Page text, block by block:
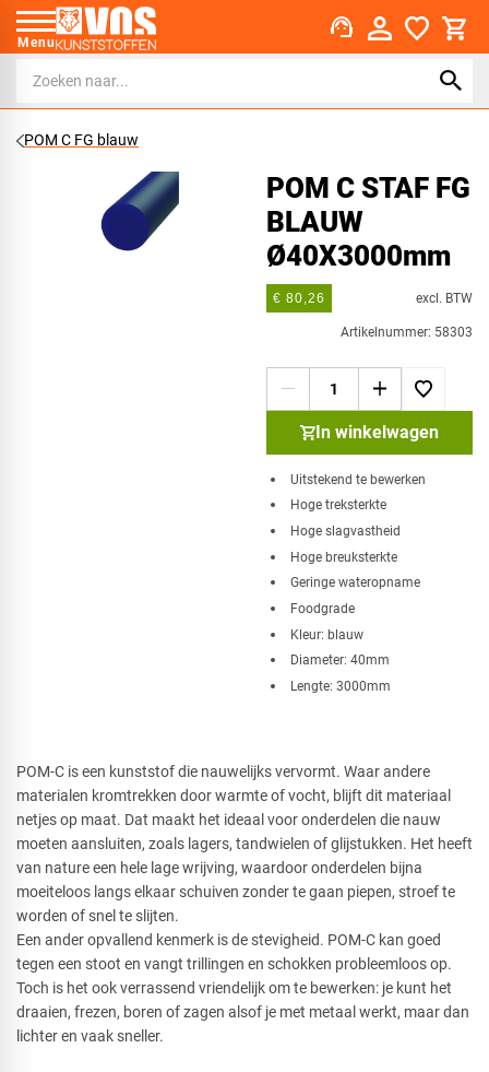
Menu support_agent
POM C FG blauw
POM C STAF FG
BLAUW
Ø40X3000mm
€ 80,26 excl. BTW
Artikelnummer: 58303
In winkelwagen
Uitstekend te bewerken
Hoge treksterkte
Hoge slagvastheid
Hoge breuksterkte
Geringe wateropname
Foodgrade
Kleur: blauw
Diameter: 40mm
Lengte: 3000mm
POM-C is een kunststof die nauwelijks vervormt. Waar andere
materialen kromtrekken door warmte of vocht, blijft dit materiaal
netjes op maat. Dat maakt het ideaal voor onderdelen die nauw
moeten aansluiten, zoals lagers, tandwielen of glijstukken. Het heeft
van nature een hele lage wrijving, waardoor onderdelen bijna
moeiteloos langs elkaar schuiven zonder te gaan piepen, stroef te
worden of snel te slijten.
Een ander opvallend kenmerk is de stevigheid. POM-C kan goed
tegen een stoot en vangt trillingen en schokken probleemloos op.
Toch is het ook verrassend vriendelijk om te bewerken: je kunt het
draaien, frezen, boren of zagen alsof je met metaal werkt, maar dan
lichter en vaak sneller.